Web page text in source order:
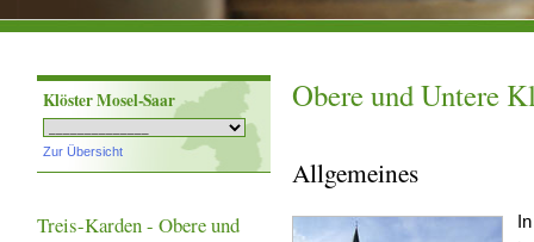
Klöster Mosel-Saar
Zur Übersicht
Treis-Karden - Obere und
Obere und Untere
Allgemeines